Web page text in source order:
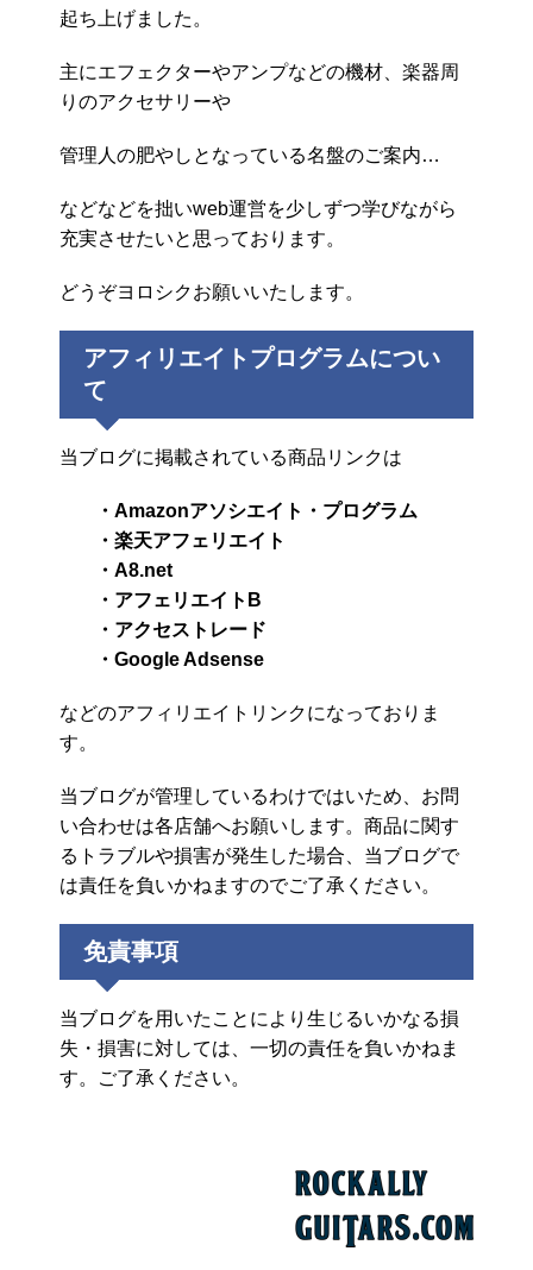
起ち上げました。
主にエフェクターやアンプなどの機材、楽器周
りのアクセサリーや
管理人の肥やしとなっている名盤のご案内…
などなどを拙いweb運営を少しずつ学びながら
充実させたいと思っております。
どうぞヨロシクお願いいたします。
アフィリエイトプログラムについ
て
当ブログに掲載されている商品リンクは
・Amazonアソシエイト・プログラム
・楽天アフェリエイト
・A8.net
・アフェリエイトB
・アクセストレード
・Google Adsense
などのアフィリエイトリンクになっておりま
す。
当ブログが管理しているわけではいため、お問
い合わせは各店舗へお願いします。商品に関す
るトラブルや損害が発生した場合、当ブログで
は責任を負いかねますのでご了承ください。
免責事項
当ブログを用いたことにより生じるいかなる損
失・損害に対しては、一切の責任を負いかねま
す。ご了承ください。